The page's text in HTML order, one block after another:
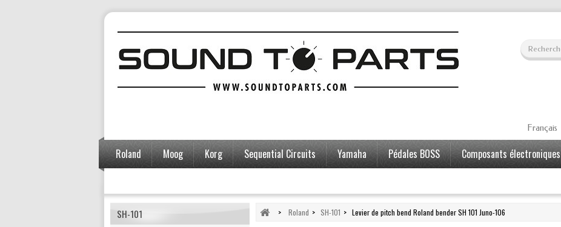
Français
Roland Moog Korg Sequential Circuits Yamaha Pédales BOSS Composants électroniques
SH-101 > Roland > SH-101 > Levier de pitch bend Roland bender SH 101 Juno-106